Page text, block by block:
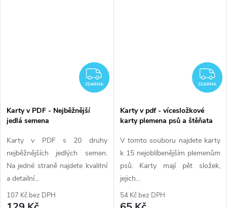
ZDARMA
ZDARMA
Karty v PDF - Nejběžnější
jedlá semena
Karty v PDF s 20 druhy
nejběžnějších jedlých semen.
Na jedné straně najdete kvalitní
a detailní…
107 Kč bez DPH
ZDARMA
Karty v pdf - vícesložkové
karty plemena psů a štěňata
V tomto souboru najdete karty
k 15 nejoblíbenějším plemenům
psů. Karty mají pět složek,
jejich…
54 Kč bez DPH